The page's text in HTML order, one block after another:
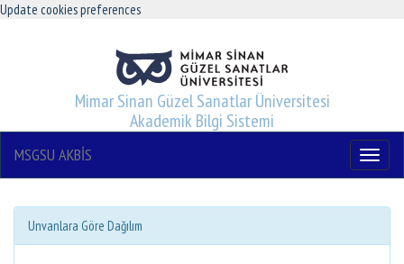
Update cookies preferences
Mimar Sinan Güzel Sanatlar Üniversitesi
Akademik Bilgi Sistemi
Menu
MSGSU AKBİS
Unvanlara Göre Dağılım